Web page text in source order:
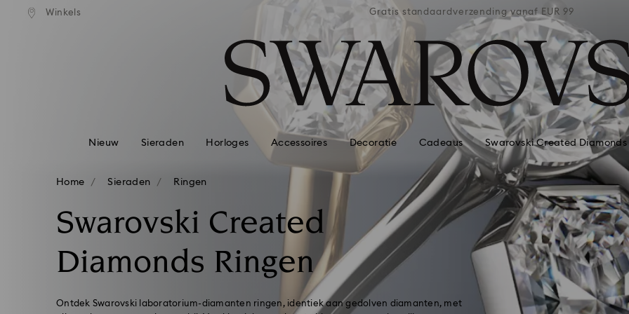
Lijst met toegangscodes
Winkels vanaf EUR 99 Gratis standaardverzending vanaf EUR 99 Gratis standaardverzending vanaf EUR 99 Gratis
Nieuw Sieraden Horloges Accessoires Decoratie Cadeaus Swarovski Created Diamonds
Home Sieraden Ringen
Swarovski Created
Diamonds Ringen
Ontdek Swarovski laboratorium-diamanten ringen, identiek aan gedolven diamanten, met